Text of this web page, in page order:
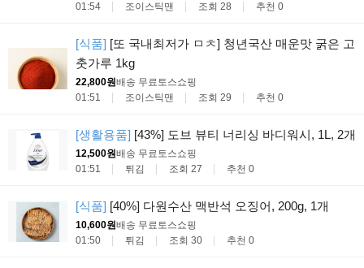
01:54
조이스틱맨 조회 28 추천 0
[식품] [또 국내최저가 ㅁㅊ] 청년국산 매운맛 굵은 고
춧가루 1kg
22,800원배송 무료토스쇼핑
01:51
조이스틱맨 조회 29 추천 0
[생활용품] [43%] 도브 뷰티 너리싱 바디워시, 1L, 2개
12,500원배송 무료토스쇼핑
01:51
튀김 조회 27 추천 0
[식품] [40%] 다원수산 맥반석 오징어, 200g, 1개
10,600원배송 무료토스쇼핑
01:50
튀김 조회 30 추천 0